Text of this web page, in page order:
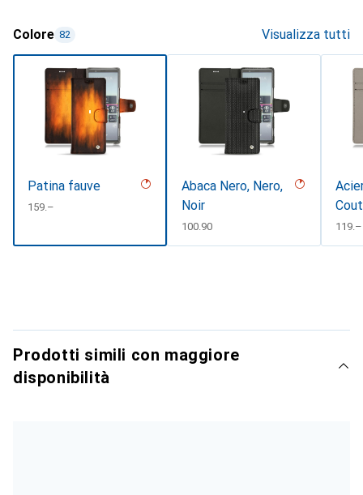
Colore 82 Visualizza tutti
Patina fauve
CHF
159.–
Abaca Nero, Nero,
Noir
CHF
100.90 CHF
119.–
Prodotti simili con maggiore
disponibilità